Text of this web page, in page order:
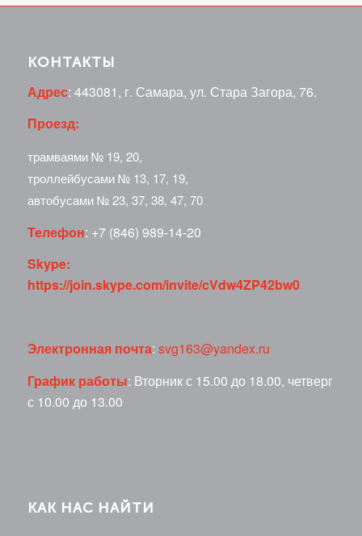
КОНТАКТЫ
Адрес: 443081, г. Самара, ул. Стара Загора, 76.
Проезд:
трамваями № 19, 20,
троллейбусами № 13, 17, 19,
автобусами № 23, 37, 38, 47, 70
Телефон: +7 (846) 989-14-20
Skype:
https://join.skype.com/invite/cVdw4ZP42bw0
Электронная почта: svg163@yandex.ru
График работы: Вторник с 15.00 до 18.00, четверг
с 10.00 до 13.00
КАК НАС НАЙТИ